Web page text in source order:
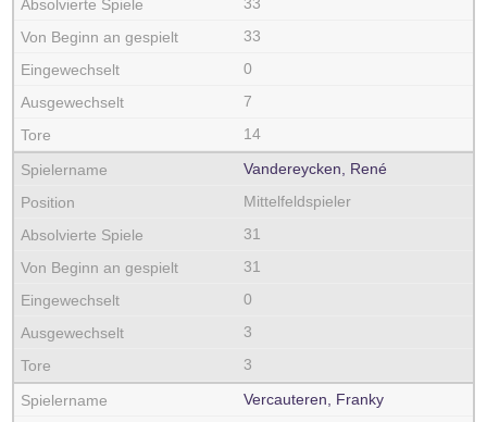
33
0
7
14
Vandereycken, René
Mittelfeldspieler
31
31
0
3
3
Vercauteren, Franky